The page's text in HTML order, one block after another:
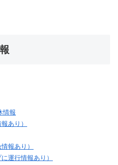
情報
あり）
報あり）
運行情報あり）